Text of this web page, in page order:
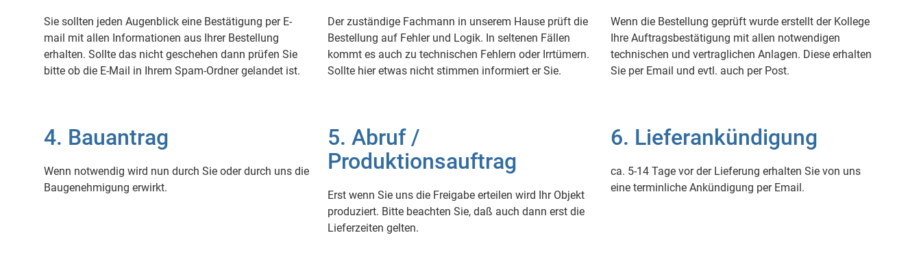
Sie sollten jeden Augenblick eine Bestätigung per E-
mail mit allen Informationen aus Ihrer Bestellung
erhalten. Sollte das nicht geschehen dann prüfen Sie
bitte ob die E-Mail in Ihrem Spam-Ordner gelandet ist.
Der zuständige Fachmann in unserem Hause prüft die
Bestellung auf Fehler und Logik. In seltenen Fällen
kommt es auch zu technischen Fehlern oder Irrtümern.
Sollte hier etwas nicht stimmen informiert er Sie.
Wenn die Bestellung geprüft wurde erstellt der Kollege
Ihre Auftragsbestätigung mit allen notwendigen
technischen und vertraglichen Anlagen. Diese erhalten
Sie per Email und evtl. auch per Post.
4. Bauantrag
Wenn notwendig wird nun durch Sie oder durch uns die
Baugenehmigung erwirkt.
5. Abruf /
Produktionsauftrag
Erst wenn Sie uns die Freigabe erteilen wird Ihr Objekt
produziert. Bitte beachten Sie, daß auch dann erst die
Lieferzeiten gelten.
6. Lieferankündigung
ca. 5-14 Tage vor der Lieferung erhalten Sie von uns
eine terminliche Ankündigung per Email.